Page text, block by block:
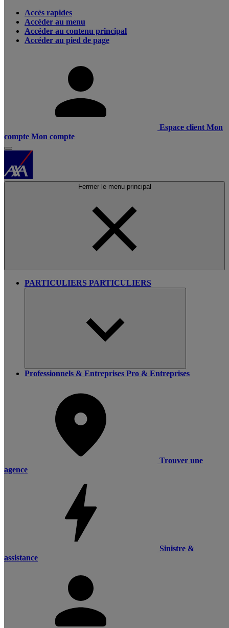
Accès rapides
Accéder au menu
Accéder au contenu principal
Accéder au pied de page
Espace client Mon
compte Mon compte
Fermer le menu principal
PARTICULIERS PARTICULIERS
Professionnels & Entreprises Pro & Entreprises
Trouver une
agence
Sinistre &
assistance